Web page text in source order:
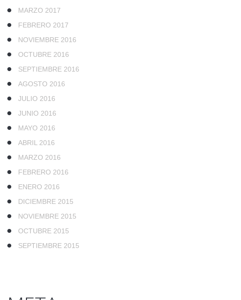
MARZO 2017
FEBRERO 2017
NOVIEMBRE 2016
OCTUBRE 2016
SEPTIEMBRE 2016
AGOSTO 2016
JULIO 2016
JUNIO 2016
MAYO 2016
ABRIL 2016
MARZO 2016
FEBRERO 2016
ENERO 2016
DICIEMBRE 2015
NOVIEMBRE 2015
OCTUBRE 2015
SEPTIEMBRE 2015